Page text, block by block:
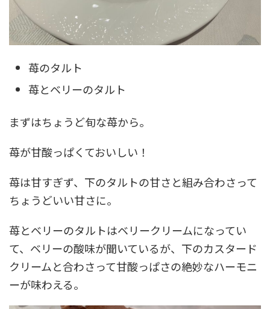
苺のタルト
苺とベリーのタルト
まずはちょうど旬な苺から。
苺が甘酸っぱくておいしい！
苺は甘すぎず、下のタルトの甘さと組み合わさって
ちょうどいい甘さに。
苺とベリーのタルトはベリークリームになってい
て、ベリーの酸味が聞いているが、下のカスタード
クリームと合わさって甘酸っぱさの絶妙なハーモニ
ーが味わえる。